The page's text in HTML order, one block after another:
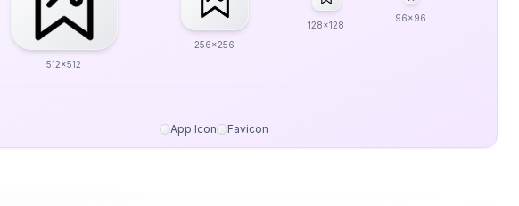
512x512
256x256
128x128
96x96
App Icon Favicon